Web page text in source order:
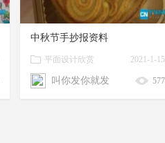
中秋节手抄报资料
平面设计欣赏
2021-1-15
叫你发你就发 577